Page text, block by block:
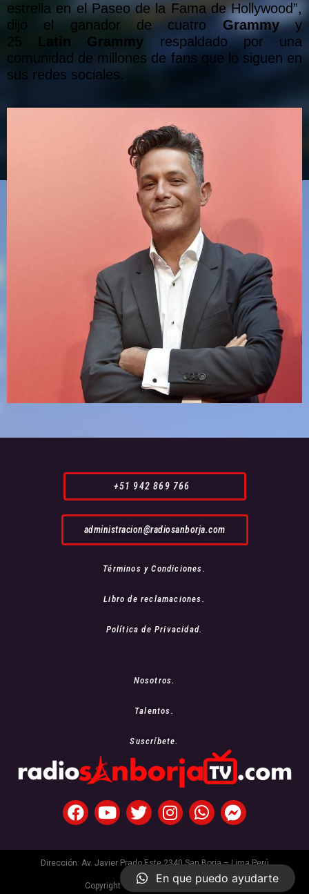
estrella en el Paseo de la Fama de Hollywood”,
dijo el ganador de cuatro Grammyy
Latin Grammy respaldado por una
comunidad de millones de fans que lo siguen en
sus redes sociales.
+51 942 869 766
administracion@radiosanborja.com
Términos y Condiciones.
Libro de reclamaciones.
Política de Privacidad.
Nosotros.
Talentos.
Suscríbete.
Dirección: Av. Javier Prado Este 2340 San Borja – Lima Perú
Copyright © 2021 Radio San Borja Tv
En que puedo ayudarte